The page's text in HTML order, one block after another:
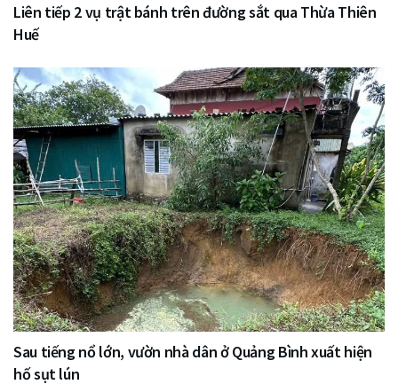
Liên tiếp 2 vụ trật bánh trên đường sắt qua Thừa Thiên
Huế
Sau tiếng nổ lớn, vườn nhà dân ở Quảng Bình xuất hiện
hố sụt lún